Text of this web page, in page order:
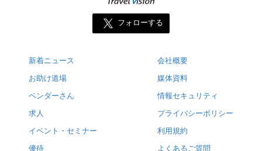
フォローする
新着ニュース
お助け道場
ベンダーさん
求人
イベント・セミナー
優待
会社概要
媒体資料
情報セキュリティ
プライバシーポリシー
利用規約
よくあるご質問